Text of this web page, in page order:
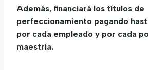
Además, financiará los títulos de
perfeccionamiento pagando
por cada empleado y por cada
maestría.